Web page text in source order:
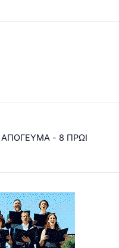
ΑΠΟΓΕΥΜΑ - 8 ΠΡΩΙ